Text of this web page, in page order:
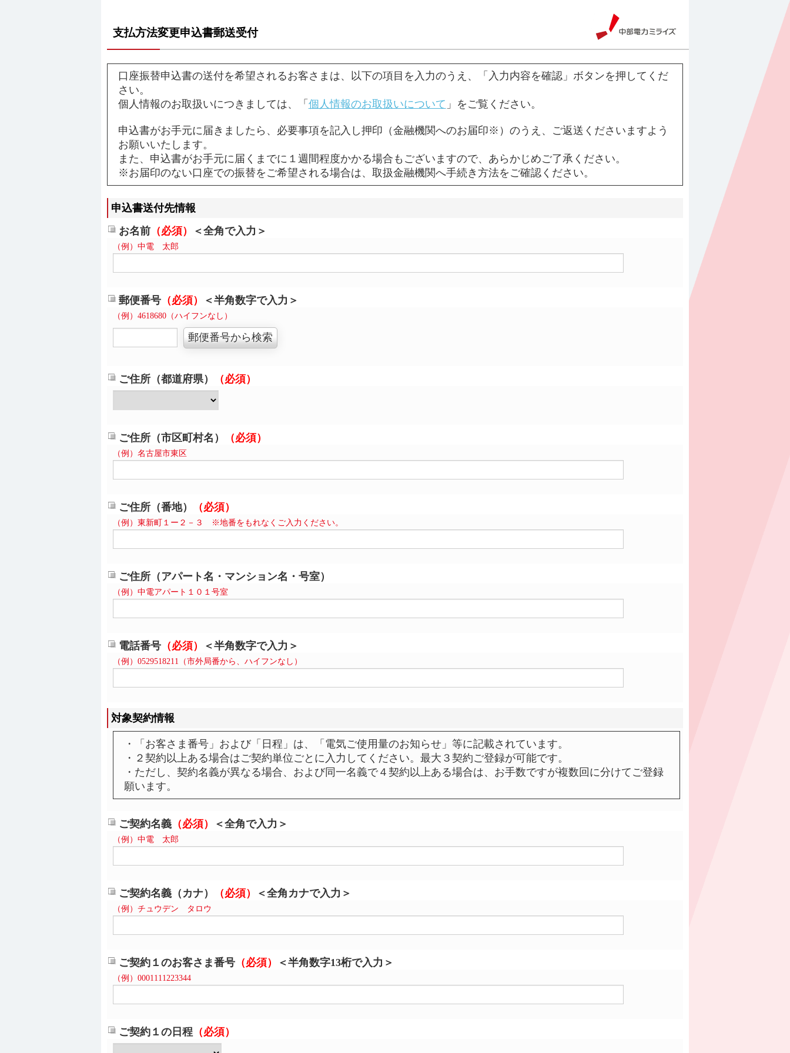
支払方法変更申込書郵送受付
口座振替申込書の送付を希望されるお客さまは、以下の項目を入力のうえ、「入力内容を確認」ボタンを押してくだ
さい。
個人情報のお取扱いにつきましては、「 個人情報のお取扱いについて 」をご覧ください。
申込書がお手元に届きましたら、必要事項を記入し押印（金融機関へのお届印※）のうえ、ご返送くださいますよう
お願いいたします。
また、申込書がお手元に届くまでに１週間程度かかる場合もございますので、あらかじめご了承ください。
※お届印のない口座での振替をご希望される場合は、取扱金融機関へ手続き方法をご確認ください。
申込書送付先情報
お名前 （必須） ＜全角で入力＞
（例）中電 太郎
郵便番号 （必須） ＜半角数字で入力＞
（例）4618680（ハイフンなし）
ご住所（都道府県） （必須）
ご住所（市区町村名） （必須）
（例）名古屋市東区
ご住所（番地） （必須）
（例）東新町１ー２－３ ※地番をもれなくご入力ください。
ご住所（アパート名・マンション名・号室）
（例）中電アパート１０１号室
電話番号 （必須） ＜半角数字で入力＞
（例）0529518211（市外局番から、ハイフンなし）
対象契約情報
・「お客さま番号」および「日程」は、「電気ご使用量のお知らせ」等に記載されています。
・２契約以上ある場合はご契約単位ごとに入力してください。最大３契約ご登録が可能です。
・ただし、契約名義が異なる場合、および同一名義で４契約以上ある場合は、お手数ですが複数回に分けてご登録
願います。
ご契約名義 （必須） ＜全角で入力＞
（例）中電 太郎
ご契約名義（カナ） （必須） ＜全角カナで入力＞
（例）チュウデン タロウ
ご契約１のお客さま番号 （必須） ＜半角数字13桁で入力＞
（例）0001111223344
ご契約１の日程 （必須）